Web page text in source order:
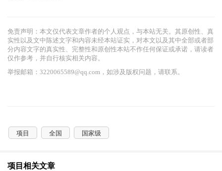
免责声明：本文仅代表文章作者的个人观点，与本站无关。其原创性、真
实性以及文中陈述文字和内容未经本站证实，对本文以及其中全部或者部
分内容文字的真实性、完整性和原创性本站不作任何保证或承诺，请读者
仅作参考，并自行核实相关内容。
举报邮箱：3220065589@qq.com，如涉及版权问题，请联系。
项目 全国 国家级
项目相关文章